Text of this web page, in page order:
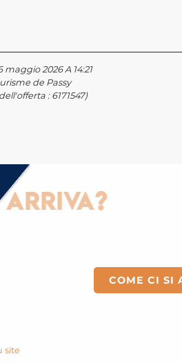
2026 A 14:21
de Passy
: 6171547)
COME CI SI
site